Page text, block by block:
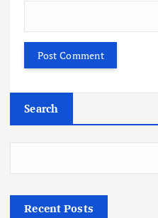
Search
Recent Posts